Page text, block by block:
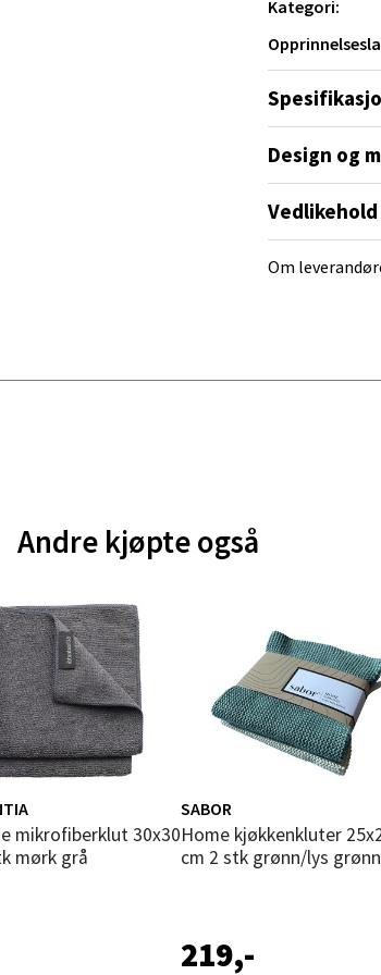
Kategori:
Design og
Om
Andre kjøpte også
mørk grå
SABOR
Home kjøkkenkluter 25x25
cm 2 stk grønn/lys grønn
219,-
Ålesund
Malmporten